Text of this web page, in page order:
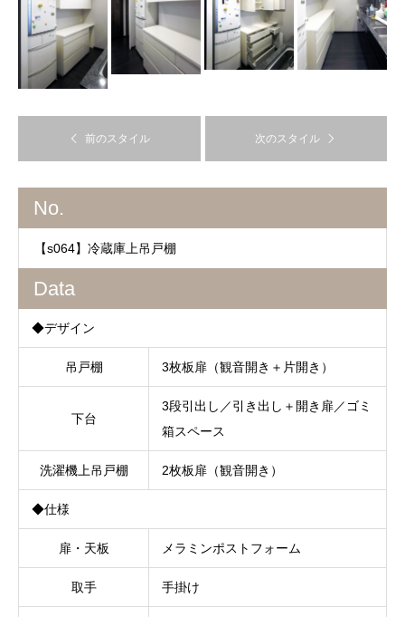
前のスタイル 次のスタイル
No.
【s064】冷蔵庫上吊戸棚
Data
◆デザイン
吊戸棚 3枚板扉（観音開き＋片開き）
下台
3段引出し／引き出し＋開き扉／ゴミ
箱スペース
洗濯機上吊戸棚 2枚板扉（観音開き）
◆仕様
扉・天板 メラミンポストフォーム
取手 手掛け